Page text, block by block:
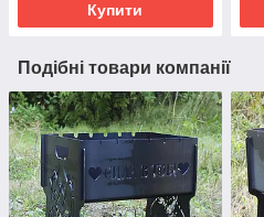
Купити
Подібні товари компанії